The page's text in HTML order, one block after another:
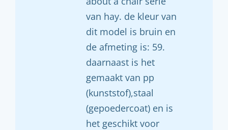
van hay. de kleur van
dit model is bruin en
de afmeting is: 59.
daarnaast is het
gemaakt van pp
(kunststof),staal
(gepoedercoat) en is
het geschikt voor